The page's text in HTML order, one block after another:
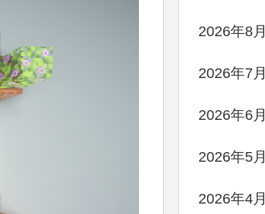
2026年8月
2026年7月
2026年6月
2026年5月
2026年4月